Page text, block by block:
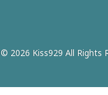
© 2026 Kiss929 All Rights